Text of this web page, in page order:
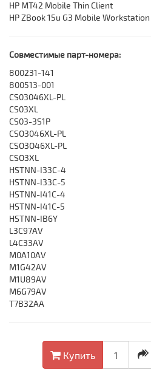
HP MT42 Mobile Thin Client
HP ZBook 15u G3 Mobile Workstation
Совместимые парт-номера:
800231-141
800513-001
CS03046XL-PL
CS03XL
CS03-3S1P
CSO3046XL-PL
CSO3O46XL-PL
CSO3XL
HSTNN-I33C-4
HSTNN-I33C-5
HSTNN-I41C-4
HSTNN-I41C-5
HSTNN-IB6Y
L3C97AV
L4C33AV
M0A10AV
M1G42AV
M1U89AV
M6G79AV
T7B32AA
Купить